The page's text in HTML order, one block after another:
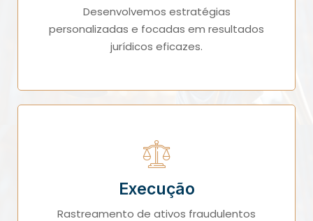
Desenvolvemos estratégias
personalizadas e focadas em resultados
jurídicos eficazes.
Execução
Rastreamento de ativos fraudulentos